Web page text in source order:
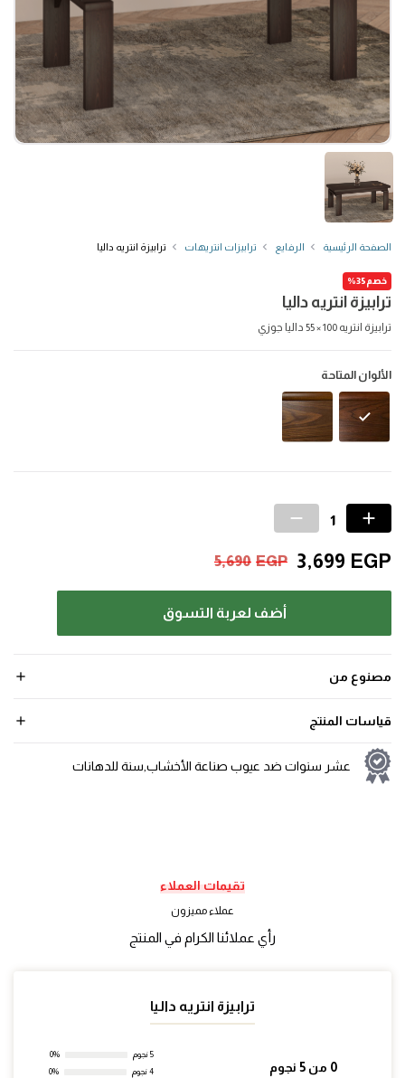
الصفحة الرئيسية الرفايع ترابيزات انتريهات ترابيزة انتريه داليا
ترابيزة انتريه داليا
خصم35%
ترابيزة انتريه 100 × 55 داليا جوزي
الألوان المتاحة
5,690 EGP 3,699 EGP
أضف لعربة التسوق
مصنوع من
قياسات المنتج
عشر سنوات ضد عيوب صناعة الأخشاب,سنة للدهانات
تقيمات العملاء
عملاء مميزون
رأي عملائنا الكرام في المنتج
ترابيزة انتريه داليا
0 من 5 نجوم
5 نجوم
0%
4 نجوم
0%